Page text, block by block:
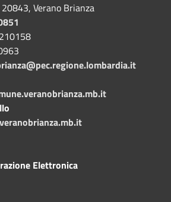
Verano Brianza
Elettronica